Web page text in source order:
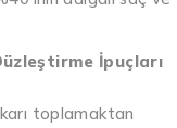
İpuçları
toplamaktan